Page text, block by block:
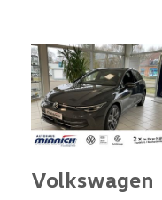
Volkswagen